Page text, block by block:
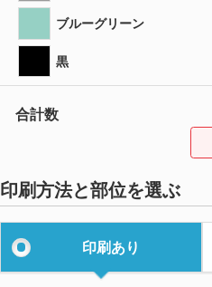
ブルーグリーン
黒
合計数
印刷方法と部位を選ぶ
印刷あり